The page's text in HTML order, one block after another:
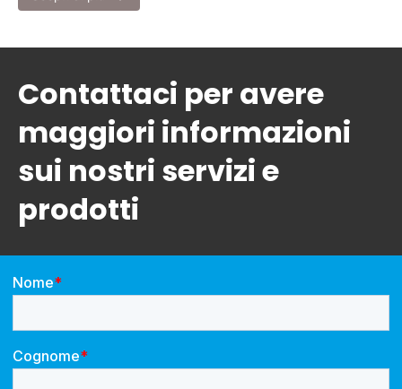
Contattaci per avere
maggiori informazioni
sui nostri servizi e
prodotti